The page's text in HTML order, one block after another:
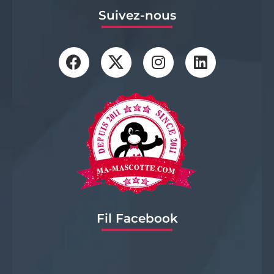
Suivez-nous
Fil Facebook